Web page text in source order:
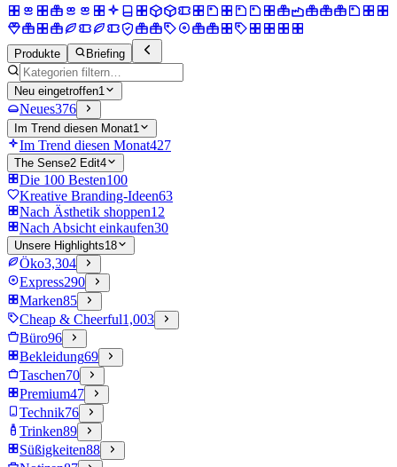
Produkte Briefing
Neu eingetroffen1
Neues376
Im Trend diesen Monat1
Im Trend diesen Monat427
The Sense2 Edit4
Die 100 Besten100
Kreative Branding-Ideen63
Nach Ästhetik shoppen12
Nach Absicht einkaufen30
Unsere Highlights18
Öko3,304
Express290
Marken85
Cheap & Cheerful1,003
Büro96
Bekleidung69
Taschen70
Premium47
Technik76
Trinken89
Süßigkeiten88